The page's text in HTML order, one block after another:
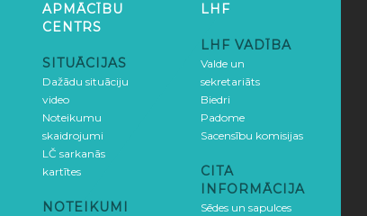
APMĀCĪBU
CENTRS
SITUĀCIJAS
Dažādu situāciju
video
Noteikumu
skaidrojumi
LČ sarkanās
kartītes
NOTEIKUMI
LHF
LHF VADĪBA
Valde un
sekretariāts
Biedri
Padome
Sacensību komisijas
CITA
INFORMĀCIJA
Sēdes un sapulces